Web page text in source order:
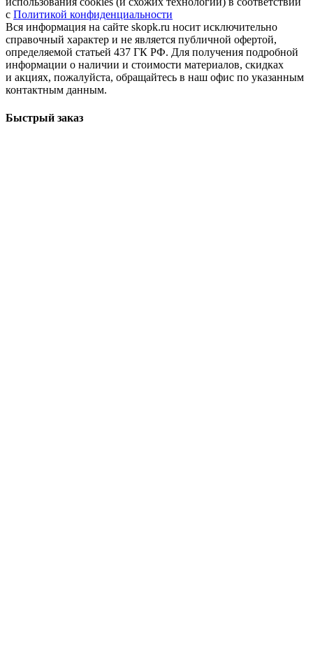
с Политикой конфиденциальности
Вся информация на сайте skopk.ru носит исключительно
справочный характер и не является публичной офертой,
определяемой статьей 437 ГК РФ. Для получения подробной
информации о наличии и стоимости материалов, скидках
и акциях, пожалуйста, обращайтесь в наш офис по указанным
контактным данным.
Быстрый заказ